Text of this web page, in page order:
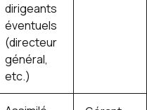
dirigeants
éventuels
(directeur
général,
etc.)